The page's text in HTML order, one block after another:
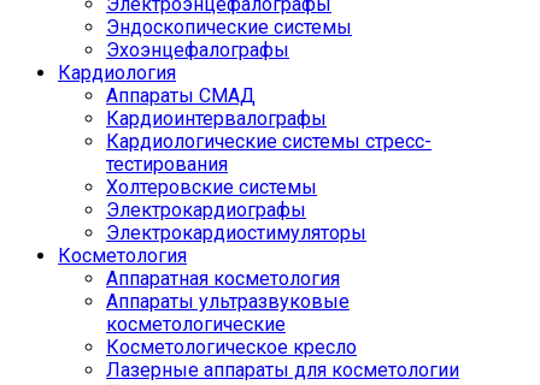
Эндоскопические системы
Эхоэнцефалографы
Кардиология
Аппараты СМАД
Кардиоинтервалографы
Кардиологические системы стресс-
тестирования
Холтеровские системы
Электрокардиографы
Электрокардиостимуляторы
Косметология
Аппаратная косметология
Аппараты ультразвуковые
косметологические
Косметологическое кресло
Лазерные аппараты для косметологии